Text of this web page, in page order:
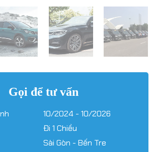
Gọi để tư vấn
10/2024 - 10/2026
Đi 1 Chiều
Sài Gòn - Bến Tre